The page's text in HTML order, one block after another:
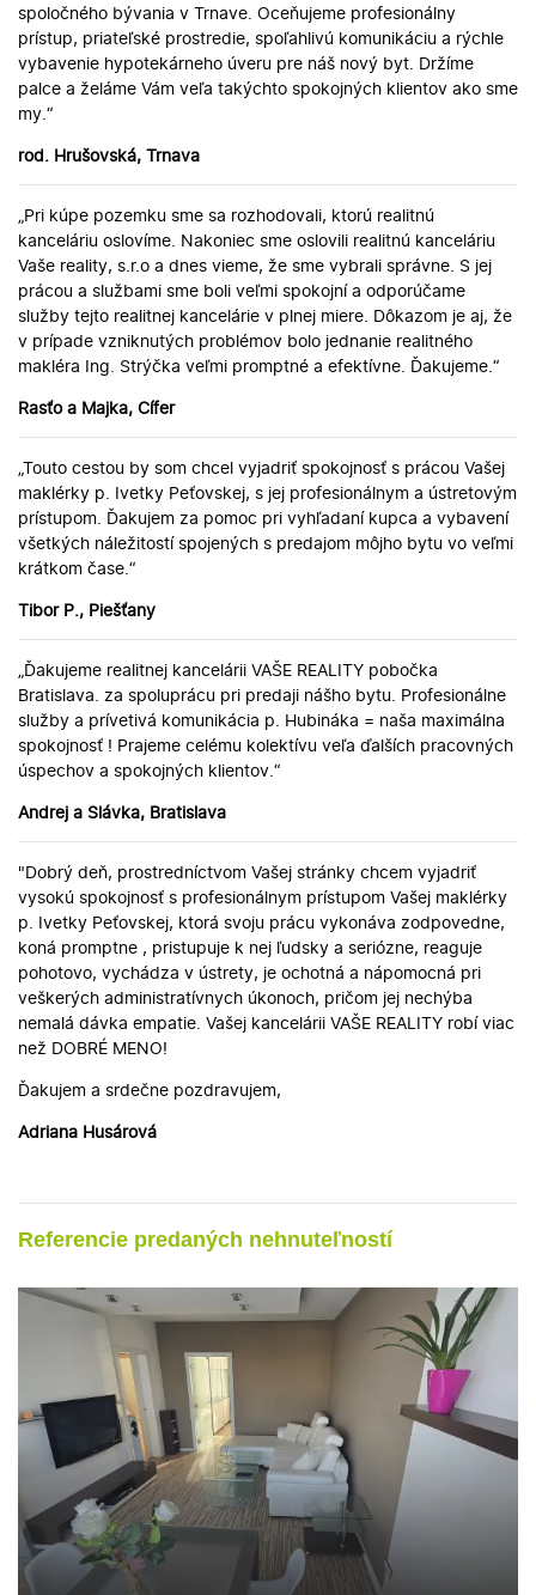
spoločného bývania v Trnave. Oceňujeme profesionálny
prístup, priateľské prostredie, spoľahlivú komunikáciu a rýchle
vybavenie hypotekárneho úveru pre náš nový byt. Držíme
palce a želáme Vám veľa takýchto spokojných klientov ako sme
my.“
rod. Hrušovská, Trnava
„Pri kúpe pozemku sme sa rozhodovali, ktorú realitnú
kanceláriu oslovíme. Nakoniec sme oslovili realitnú kanceláriu
Vaše reality, s.r.o a dnes vieme, že sme vybrali správne. S jej
prácou a službami sme boli veľmi spokojní a odporúčame
služby tejto realitnej kancelárie v plnej miere. Dôkazom je aj, že
v prípade vzniknutých problémov bolo jednanie realitného
makléra Ing. Strýčka veľmi promptné a efektívne. Ďakujeme.“
Rasťo a Majka, Cífer
„Touto cestou by som chcel vyjadriť spokojnosť s prácou Vašej
maklérky p. Ivetky Peťovskej, s jej profesionálnym a ústretovým
prístupom. Ďakujem za pomoc pri vyhľadaní kupca a vybavení
všetkých náležitostí spojených s predajom môjho bytu vo veľmi
krátkom čase.“
Tibor P., Piešťany
„Ďakujeme realitnej kancelárii VAŠE REALITY pobočka
Bratislava. za spoluprácu pri predaji nášho bytu. Profesionálne
služby a prívetivá komunikácia p. Hubináka = naša maximálna
spokojnosť ! Prajeme celému kolektívu veľa ďalších pracovných
úspechov a spokojných klientov.“
Andrej a Slávka, Bratislava
"Dobrý deň, prostredníctvom Vašej stránky chcem vyjadriť
vysokú spokojnosť s profesionálnym prístupom Vašej maklérky
p. Ivetky Peťovskej, ktorá svoju prácu vykonáva zodpovedne,
koná promptne , pristupuje k nej ľudsky a seriózne, reaguje
pohotovo, vychádza v ústrety, je ochotná a nápomocná pri
veškerých administratívnych úkonoch, pričom jej nechýba
nemalá dávka empatie. Vašej kancelárii VAŠE REALITY robí viac
než DOBRÉ MENO!
Ďakujem a srdečne pozdravujem,
Adriana Husárová
Referencie predaných nehnuteľností